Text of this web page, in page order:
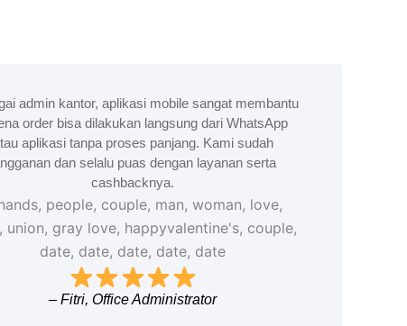
admin kantor, aplikasi mobile sangat membantu
order bisa dilakukan langsung dari WhatsApp
aplikasi tanpa proses panjang. Kami sudah
dan selalu puas dengan layanan serta
cashbacknya.
– Fitri, Office Administrator